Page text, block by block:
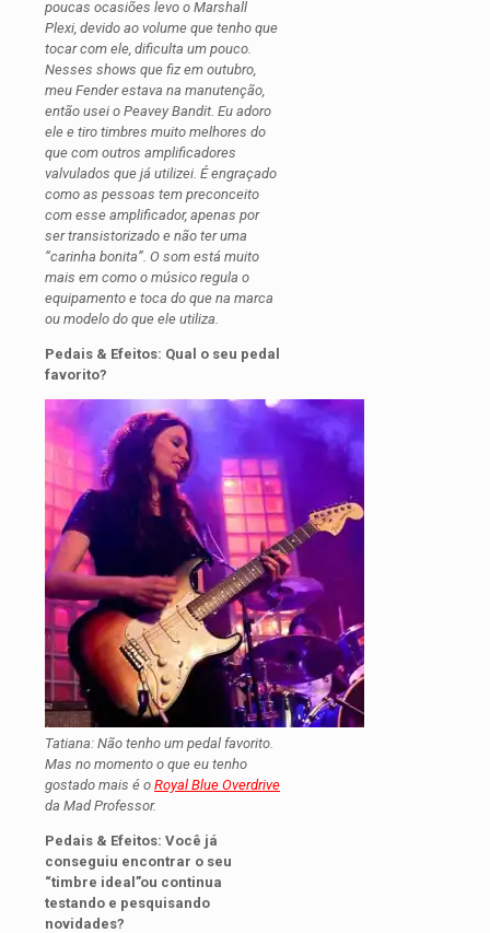
poucas ocasiões levo o Marshall
Plexi, devido ao volume que tenho que
tocar com ele, dificulta um pouco.
Nesses shows que fiz em outubro,
meu Fender estava na manutenção,
então usei o Peavey Bandit. Eu adoro
ele e tiro timbres muito melhores do
que com outros amplificadores
valvulados que já utilizei. É engraçado
como as pessoas tem preconceito
com esse amplificador, apenas por
ser transistorizado e não ter uma
“carinha bonita”. O som está muito
mais em como o músico regula o
equipamento e toca do que na marca
ou modelo do que ele utiliza.
Pedais & Efeitos: Qual o seu pedal
favorito?
Tatiana: Não tenho um pedal favorito.
Mas no momento o que eu tenho
gostado mais é o Royal Blue Overdrive
da Mad Professor.
Pedais & Efeitos: Você já
conseguiu encontrar o seu
“timbre ideal”ou continua
testando e pesquisando
novidades?